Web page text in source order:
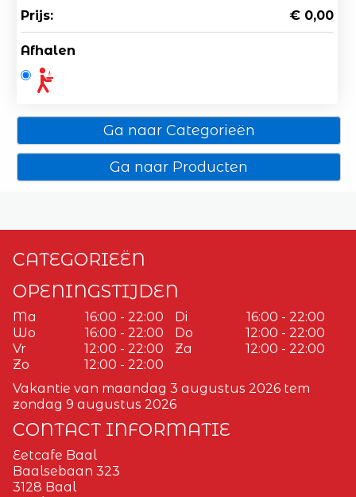
Prijs: € 0,00
Afhalen
Ga naar Categorieën
Ga naar Producten
CATEGORIEËN
OPENINGSTIJDEN
Ma 16:00 - 22:00 Di
16:00 - 22:00
Wo
16:00 - 22:00 Do
12:00 - 22:00
Vr
12:00 - 22:00 Za
12:00 - 22:00
Zo
12:00 - 22:00
Vakantie van maandag 3 augustus 2026 tem
zondag 9 augustus 2026
CONTACT INFORMATIE
Eetcafe Baal
Baalsebaan 323
3128 Baal